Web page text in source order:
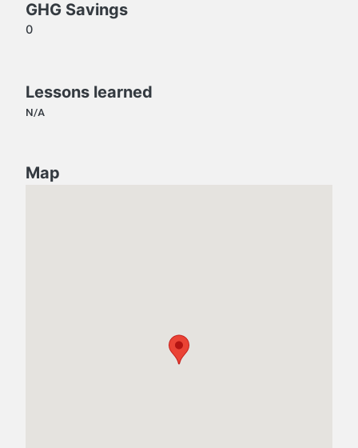
GHG Savings
0
Lessons learned
N/A
Map